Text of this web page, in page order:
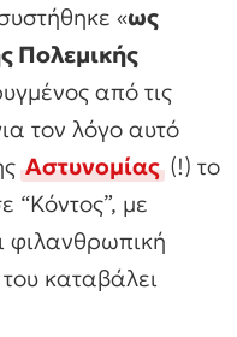
«ως
Πολεμικής
από τις
τον λόγο αυτό
Αστυνομίας(!) το
“Κόντος”, με
φιλανθρωπική
καταβάλει